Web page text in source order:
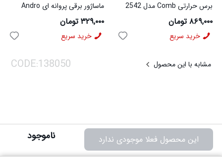
ناموجود این محصول فعلا موجودی ندارد
ماساژور برقی پروانه ای Andro
مدل 2551
۳۲۹,۰۰۰ تومان
خرید سریع
برس حرارتی Comb مدل 2542
۸۶۹,۰۰۰ تومان
خرید سریع
مشابه با این محصول